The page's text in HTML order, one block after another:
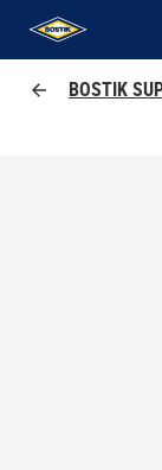
UHU logo
BOSTIK